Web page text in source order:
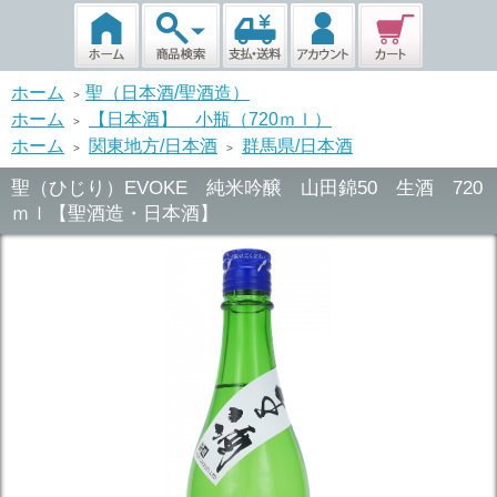
ホーム > 聖（日本酒/聖酒造）
ホーム
>
【日本酒】 小瓶（720ｍｌ）
ホーム
> 関東地方/日本酒 > 群馬県/日本酒
聖（ひじり）EVOKE 純米吟醸 山田錦50 生酒 720
ｍｌ【聖酒造・日本酒】